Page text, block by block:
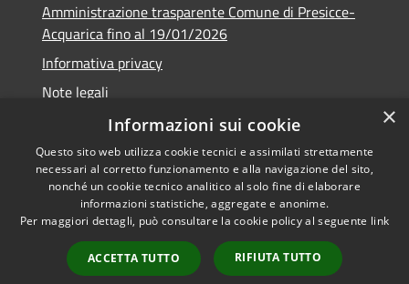
Amministrazione trasparente Comune di Presicce-
Acquarica fino al 19/01/2026
Informativa privacy
Note legali
Dichiarazione di accessibilità
RSS
Accessibilità
Copyright © 2026 • Comune di
byMunicipium
Accesso
redazione
×
Informazioni sui cookie
Questo sito web utilizza cookie tecnici e assimilati strettamente
necessari al corretto funzionamento e alla navigazione del sito,
nonché un cookie tecnico analitico al solo fine di elaborare
informazioni statistiche, aggregate e anonime.
Per maggiori dettagli, può consultare la cookie policy al seguente link
ACCETTA TUTTO RIFIUTA TUTTO